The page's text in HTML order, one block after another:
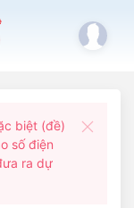
biệt (đề)
số điện
ra dự